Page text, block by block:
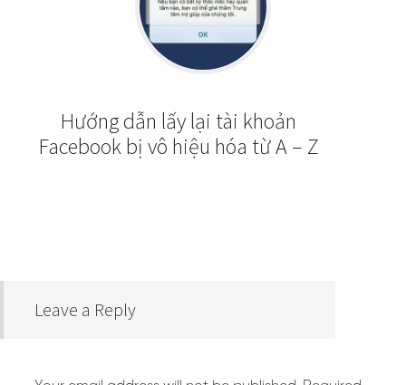
Hướng dẫn lấy lại tài khoản
Facebook bị vô hiệu hóa từ A – Z
Leave a Reply